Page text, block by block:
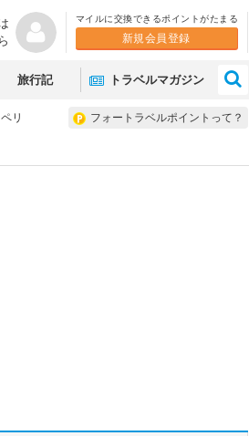
マイルに交換できるポイントがたまる
新規会員登録
旅行記 トラベルマガジン
フォートラベルポイントって？
リ